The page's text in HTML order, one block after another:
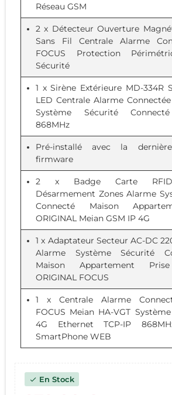
Réseau GSM
2 x Détecteur Ouverture
Sans Fil Centrale Alarme
FOCUS Protection
Sécurité
1 xSirène Extérieure MD-334R
LED Centrale Alarme
Système Sécurité
868MHz
Pré-installé avec la
firmware
2 x Badge Carte
Désarmement Zones Alarme
Connecté Maison
ORIGINAL Meian GSM IP 4G
1 x Adaptateur Secteur AC-DC
Alarme Système Sécurité
Maison Appartement
ORIGINAL FOCUS
1 x Centrale Alarme
FOCUS Meian HA-VGT
4G Ethernet TCP-IP
SmartPhone WEB
check En Stock